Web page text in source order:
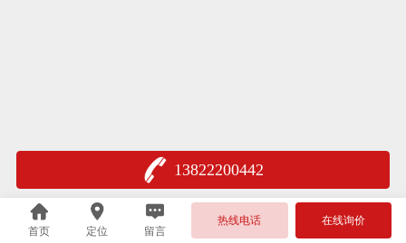
13822200442
首页 定位 留言
热线电话 在线询价